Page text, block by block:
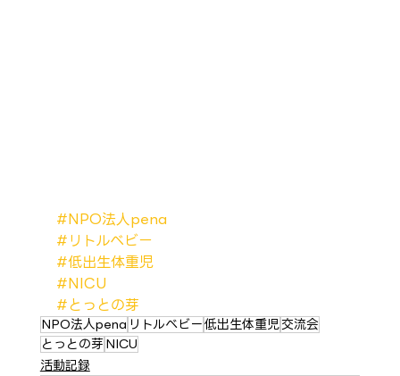
#NPO法人pena
#リトルベビー
#低出生体重児
#NICU
#とっとの芽
NPO法人pena リトルベビー低出生体重児交流会
とっとの芽NICU
活動記録